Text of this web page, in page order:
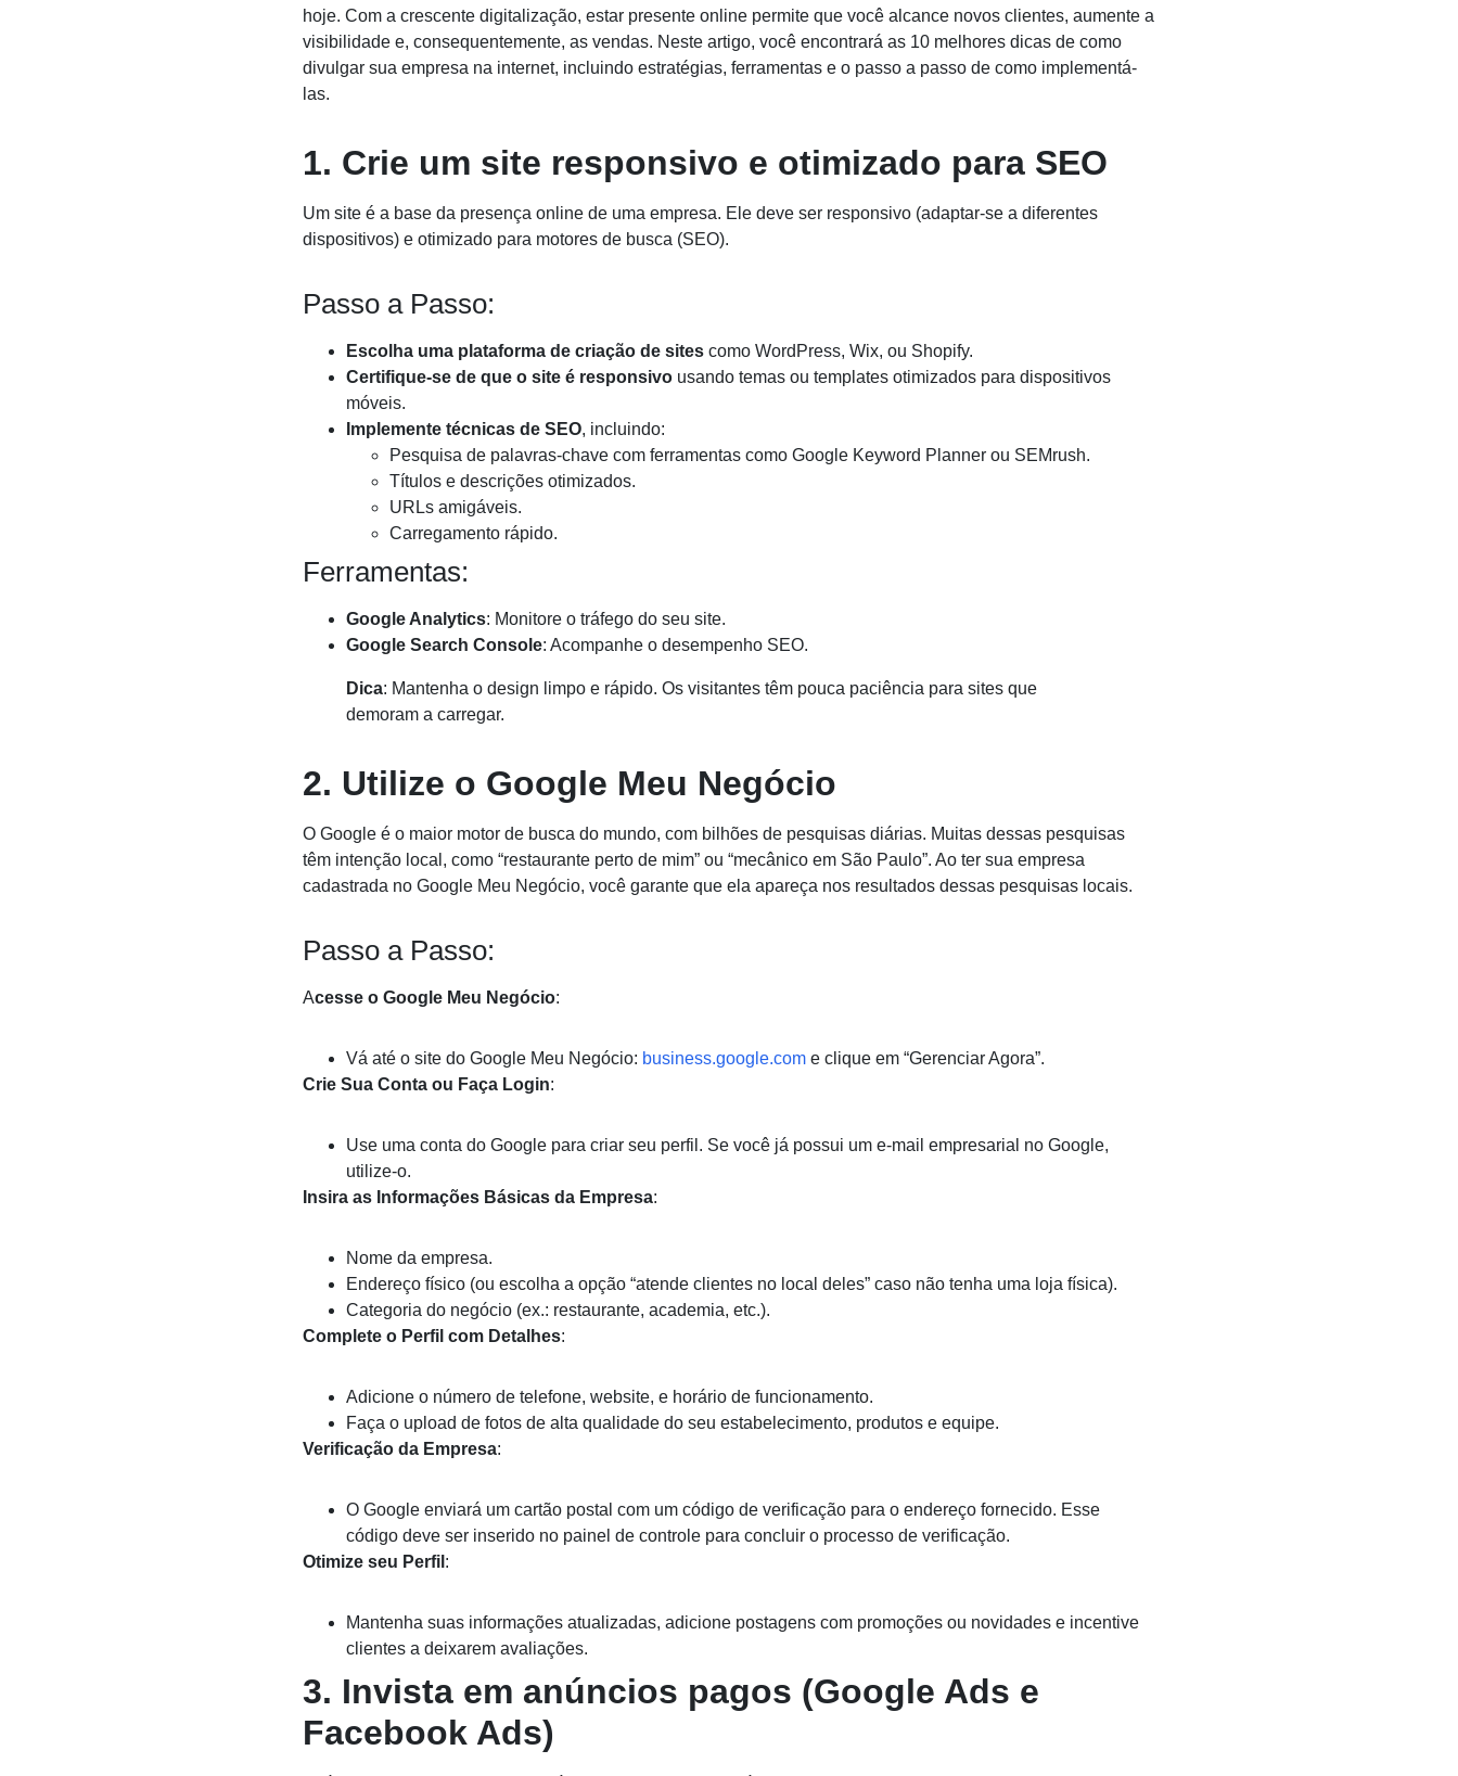
hoje. Com a crescente digitalização, estar presente online permite que você alcance novos clientes, aumente a
visibilidade e, consequentemente, as vendas. Neste artigo, você encontrará as 10 melhores dicas de como
divulgar sua empresa na internet, incluindo estratégias, ferramentas e o passo a passo de como implementá-
las.
1. Crie um site responsivo e otimizado para SEO
Um site é a base da presença online de uma empresa. Ele deve ser responsivo (adaptar-se a diferentes
dispositivos) e otimizado para motores de busca (SEO).
Passo a Passo:
Escolha uma plataforma de criação de sitescomo WordPress, Wix, ou Shopify.
Certifique-se de que o site é responsivousando temas ou templates otimizados para dispositivos
móveis.
Implemente técnicas de SEO, incluindo:
Pesquisa de palavras-chave com ferramentas como Google Keyword Planner ou SEMrush.
Títulos e descrições otimizados.
URLs amigáveis.
Carregamento rápido.
Ferramentas:
Google Analytics: Monitore o tráfego do seu site.
Google Search Console: Acompanhe o desempenho SEO.
Dica: Mantenha o design limpo e rápido. Os visitantes têm pouca paciência para sites que
demoram a carregar.
2. Utilize o Google Meu Negócio
O Google é o maior motor de busca do mundo, com bilhões de pesquisas diárias. Muitas dessas pesquisas
têm intenção local, como “restaurante perto de mim” ou “mecânico em São Paulo”. Ao ter sua empresa
cadastrada no Google Meu Negócio, você garante que ela apareça nos resultados dessas pesquisas locais.
Passo a Passo:
Acesse o Google Meu Negócio:
Vá até o site do Google Meu Negócio: business.google.come clique em “Gerenciar Agora”.
Crie Sua Conta ou Faça Login:
Use uma conta do Google para criar seu perfil. Se você já possui um e-mail empresarial no Google,
utilize-o.
Insira as Informações Básicas da Empresa:
Nome da empresa.
Endereço físico (ou escolha a opção “atende clientes no local deles” caso não tenha uma loja física).
Categoria do negócio (ex.: restaurante, academia, etc.).
Complete o Perfil com Detalhes:
Adicione o número de telefone, website, e horário de funcionamento.
Faça o upload de fotos de alta qualidade do seu estabelecimento, produtos e equipe.
Verificação da Empresa:
O Google enviará um cartão postal com um código de verificação para o endereço fornecido. Esse
código deve ser inserido no painel de controle para concluir o processo de verificação.
Otimize seu Perfil :
Mantenha suas informações atualizadas, adicione postagens com promoções ou novidades e incentive
clientes a deixarem avaliações.
3. Invista em anúncios pagos (Google Ads e
Facebook Ads)